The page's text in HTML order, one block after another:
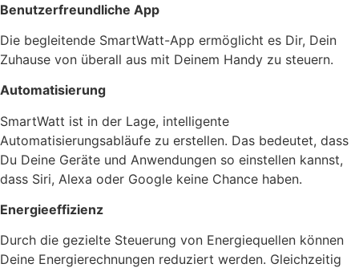
Benutzerfreundliche App
Die begleitende SmartWatt-App ermöglicht es Dir, Dein
Zuhause von überall aus mit Deinem Handy zu steuern.
Automatisierung
SmartWatt ist in der Lage, intelligente
Automatisierungsabläufe zu erstellen. Das bedeutet, dass
Du Deine Geräte und Anwendungen so einstellen kannst,
dass Siri, Alexa oder Google keine Chance haben.
Energieeffizienz
Durch die gezielte Steuerung von Energiequellen können
Deine Energierechnungen reduziert werden. Gleichzeitig